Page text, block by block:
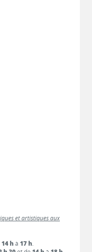
et artistiques aux
14 hà 17 h.